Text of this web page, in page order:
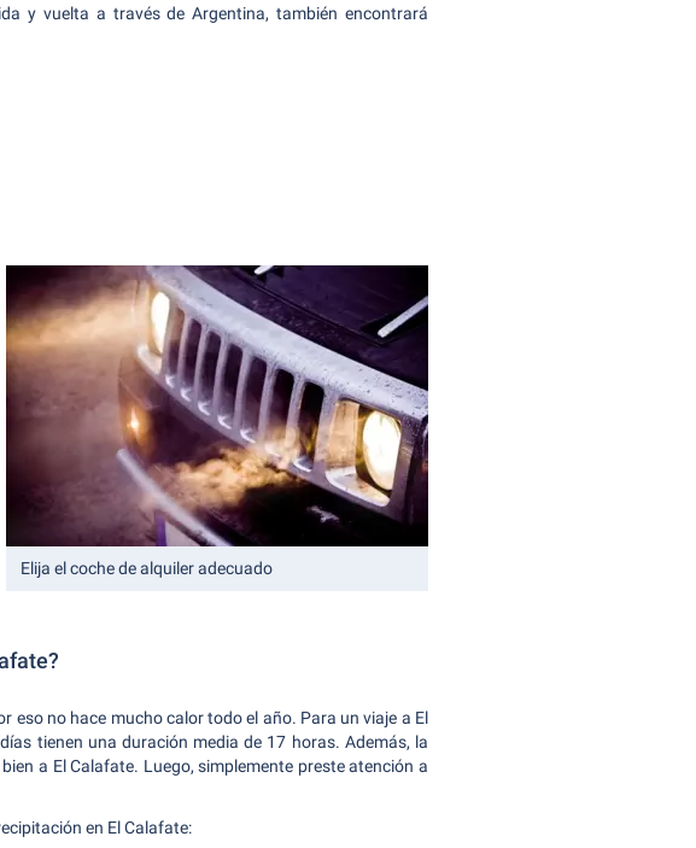
y vuelta a través de Argentina, también encontrará
Elija el coche de alquiler adecuado
eso no hace mucho calor todo el año. Para un viaje a El
tienen una duración media de 17 horas. Además, la
a El Calafate. Luego, simplemente preste atención a
en El Calafate: